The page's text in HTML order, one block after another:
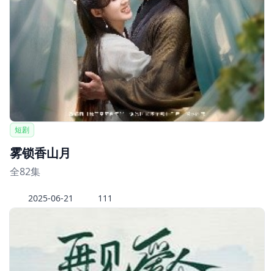
短剧
雾锁香山月
全82集
2025-06-21 111